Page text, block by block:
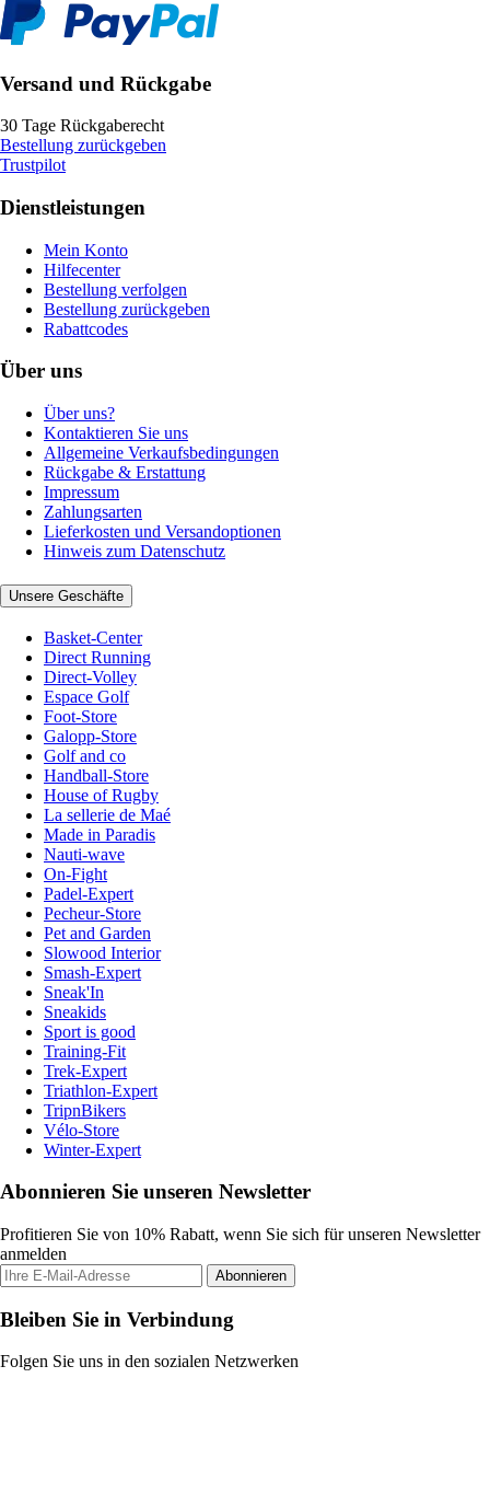
Versand und Rückgabe
30 Tage Rückgaberecht
Bestellung zurückgeben
Trustpilot
Dienstleistungen
Mein Konto
Hilfecenter
Bestellung verfolgen
Bestellung zurückgeben
Rabattcodes
Über uns
Über uns?
Kontaktieren Sie uns
Allgemeine Verkaufsbedingungen
Rückgabe & Erstattung
Impressum
Zahlungsarten
Lieferkosten und Versandoptionen
Hinweis zum Datenschutz
Unsere Geschäfte
Basket-Center
Direct Running
Direct-Volley
Espace Golf
Foot-Store
Galopp-Store
Golf and co
Handball-Store
House of Rugby
La sellerie de Maé
Made in Paradis
Nauti-wave
On-Fight
Padel-Expert
Pecheur-Store
Pet and Garden
Slowood Interior
Smash-Expert
Sneak'In
Sneakids
Sport is good
Training-Fit
Trek-Expert
Triathlon-Expert
TripnBikers
Vélo-Store
Winter-Expert
Abonnieren Sie unseren Newsletter
Profitieren Sie von 10% Rabatt, wenn Sie sich für unseren Newsletter
anmelden
Abonnieren
Bleiben Sie in Verbindung
Folgen Sie uns in den sozialen Netzwerken